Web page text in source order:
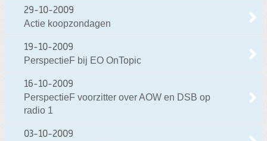
29-10-2009
Actie koopzondagen
19-10-2009
PerspectieF bij EO OnTopic
16-10-2009
PerspectieF voorzitter over AOW en DSB op
radio 1
03-10-2009